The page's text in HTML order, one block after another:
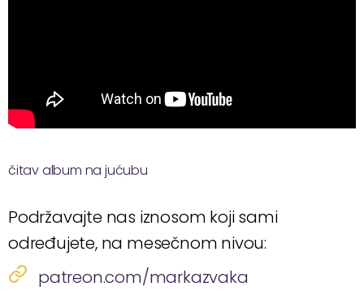
čitav album na jućubu
Podržavajte nas iznosom koji sami
određujete, na mesečnom nivou:
patreon.com/markazvaka